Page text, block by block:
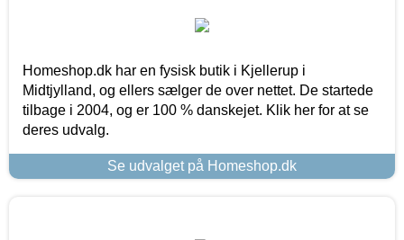
Homeshop.dk har en fysisk butik i Kjellerup i
Midtjylland, og ellers sælger de over nettet. De startede
tilbage i 2004, og er 100 % danskejet. Klik her for at se
deres udvalg.
Se udvalget på Homeshop.dk